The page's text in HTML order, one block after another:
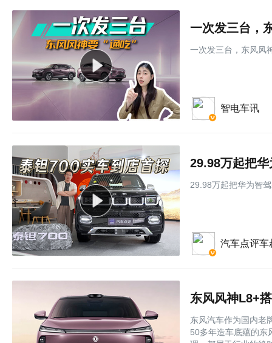
一次发三台，
一次发三台，东风风
智电车讯
29.98万起把
29.98万起把华为智
汽车点评车
东风汽车作为国内老
50多年造车底蕴的东